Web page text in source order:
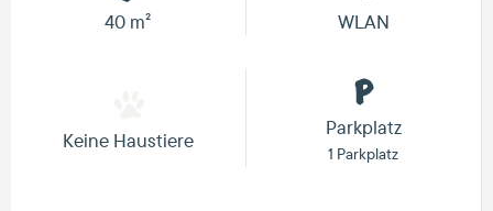
40 m² WLAN
Keine Haustiere
Parkplatz
1 Parkplatz